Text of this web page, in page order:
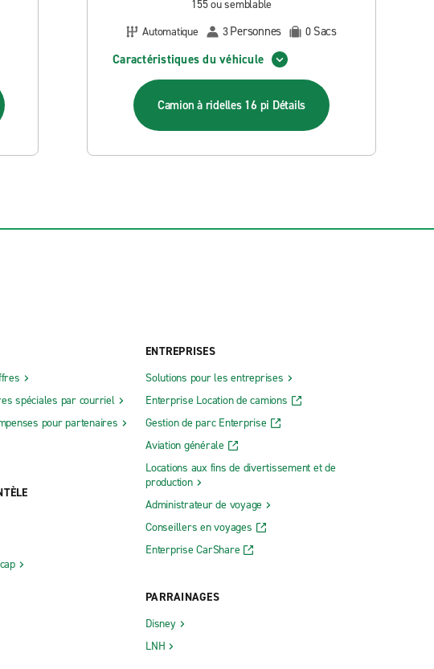
155 ou semblable
Automatique
3Personnes 0 Sacs
Caractéristiques du véhicule
Camion à ridelles 16 pi Détails
spéciales par courriel
pour partenaires
ENTREPRISES
Solutions pour les entreprises
Enterprise Location de camions
Gestion de parc Enterprise
Aviation générale
Locations aux fins de divertissement et de
production
Administrateur de voyage
Conseillers en voyages
Enterprise CarShare
PARRAINAGES
Disney
LNH